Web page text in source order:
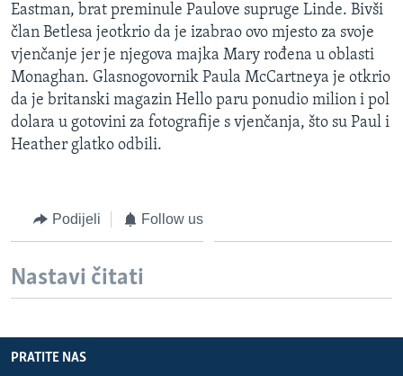
O GLASU AMERIKE
Learning English
PRATITE NAS
Eastman, brat preminule Paulove supruge Linde. Bivši
član Betlesa jeotkrio da je izabrao ovo mjesto za svoje
vjenčanje jer je njegova majka Mary rođena u oblasti
Monaghan. Glasnogovornik Paula McCartneya je otkrio
da je britanski magazin Hello paru ponudio milion i pol
dolara u gotovini za fotografije s vjenčanja, što su Paul i
Heather glatko odbili.
Podijeli Follow us
Nastavi čitati
PRATITE NAS